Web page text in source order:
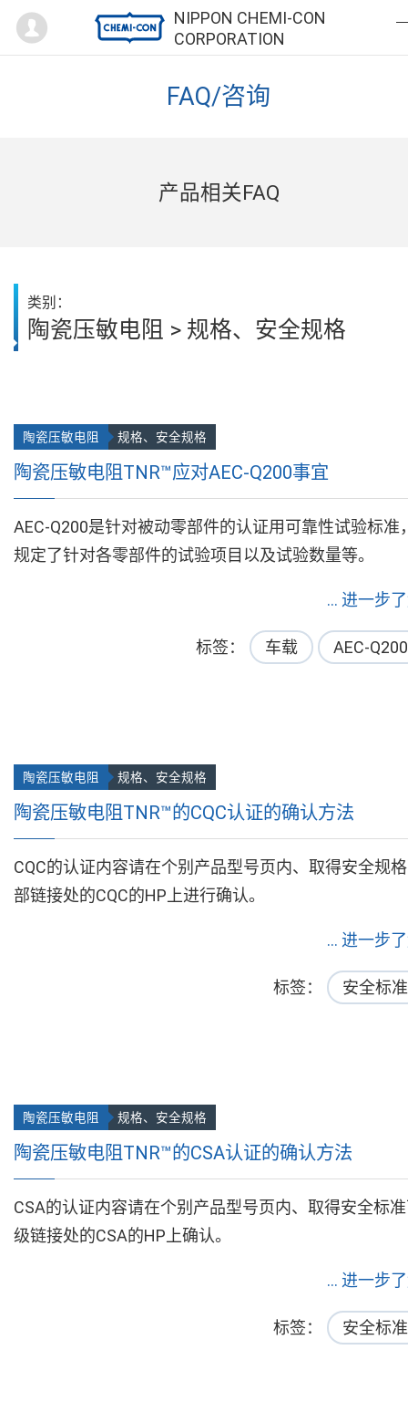
NIPPON CHEMI-CON
CORPORATION
Mypage
FAQ/咨询
产品相关FAQ
类别：
陶瓷压敏电阻 > 规格、安全规格
陶瓷压敏电阻TNR™应对AEC-Q200事宜
陶瓷压敏电阻 规格、安全规格
AEC-Q200是针对被动零部件的认证用可靠性试验标准
规定了针对各零部件的试验项目以及试验数量等。
... 进一步
标签 车载 AEC-Q200
陶瓷压敏电阻TNR™的CQC认证的确认方法
陶瓷压敏电阻 规格、安全规格
CQC的认证内容请在个别产品型号页内、取得安全规
部链接处的CQC的HP上进行确认。
... 进一步
标签 安全标准
陶瓷压敏电阻TNR™的CSA认证的确认方法
陶瓷压敏电阻 规格、安全规格
CSA的认证内容请在个别产品型号页内、取得安全标
级链接处的CSA的HP上确认。
... 进一步
标签 安全标准